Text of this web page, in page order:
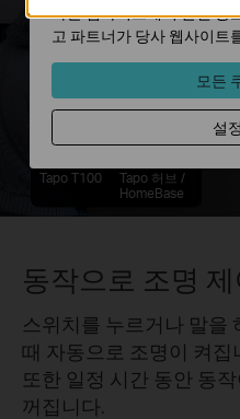
Tapo T100
Tapo 허브 /
HomeBase
동작으로 조명 제
스위치를 누르거나 말을
때 자동으로 조명이 켜집
또한 일정 시간 동안 동
꺼집니다.
다른 웹사이트에서 관련 광
고 파트너가 당사 웹사이트
모든
설